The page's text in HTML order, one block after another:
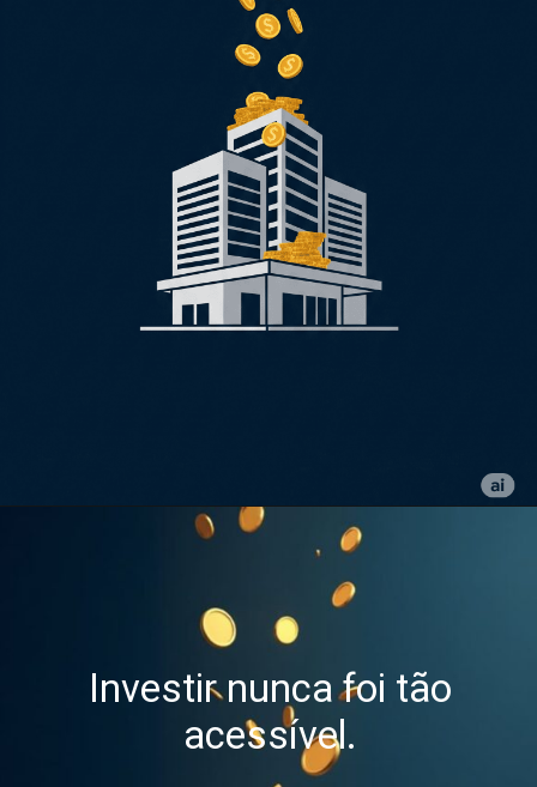
Investir nunca foi tão
acessível.